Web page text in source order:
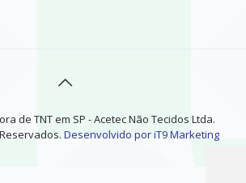
de TNT em SP - Acetec Não Tecidos Ltda.
Desenvolvido por iT9 Marketing